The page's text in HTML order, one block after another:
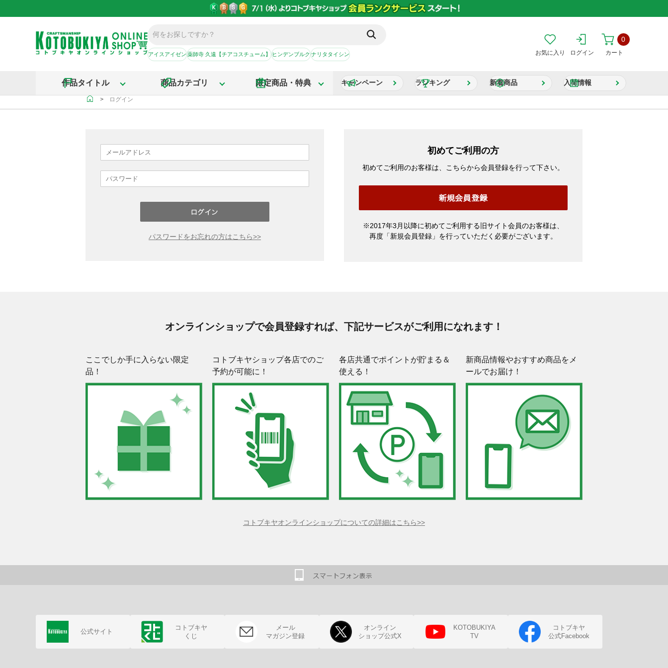
アイスアイゼン薬師寺 久遠【チアコスチューム】ヒンデンブルクナリタタイシン お気に入り ログイン カート
0
作品タイトル 商品カテゴリ 限定商品・特典 キャンペーン ランキング 新着商品 入荷情報
＞ ログイン
パスワードをお忘れの方はこちら>>
初めてご利用の方
初めてご利用のお客様は、こちらから会員登録を行って下さい。
※2017年3月以降に初めてご利用する旧サイト会員のお客様は、
再度「新規会員登録」を行っていただく必要がございます。
オンラインショップで会員登録すれば、下記サービスがご利用になれます！
ここでしか手に入らない限定
品！
コトブキヤショップ各店でのご
予約が可能に！
各店共通でポイントが貯まる＆
使える！
新商品情報やおすすめ商品をメ
ールでお届け！
コトブキヤオンラインショップについての詳細はこちら>>
公式サイト
コトブキヤ
くじ
メール
マガジン登録
オンライン
ショップ公式X
KOTOBUKIYA
TV
コトブキヤ
公式Facebook